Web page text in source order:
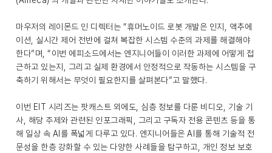
마우저의 레이몬드 인 디렉터는 “휴머노이드 로봇 개발은 인지, 액추에
이션, 실시간 제어 전반에 걸쳐 복잡한 시스템 수준의 과제를 해결해야
한다”며, “이번 에피소드에서는 엔지니어들이 이러한 과제에 어떻게 접
근하고 있는지, 그리고 실제 환경에서 안정적으로 작동하는 시스템을 구
축하기 위해서는 무엇이 필요한지를 살펴본다”고 말했다.
이번 EIT 시리즈는 팟캐스트 외에도, 심층 정보를 다룬 비디오, 기술 기
사, 해당 주제와 관련된 인포그래픽, 그리고 구독자 전용 콘텐츠 등을 통
해 일상 속 AI를 폭넓게 다루고 있다. 엔지니어들은 AI를 통해 기술적 전
문성을 한층 강화할 수 있는 다양한 사례들을 탐구하고, 개인 정보 보호